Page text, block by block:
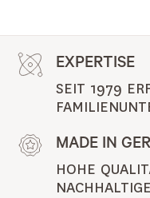
EXPERTISE
SEIT 1979
MADE IN
HOHE